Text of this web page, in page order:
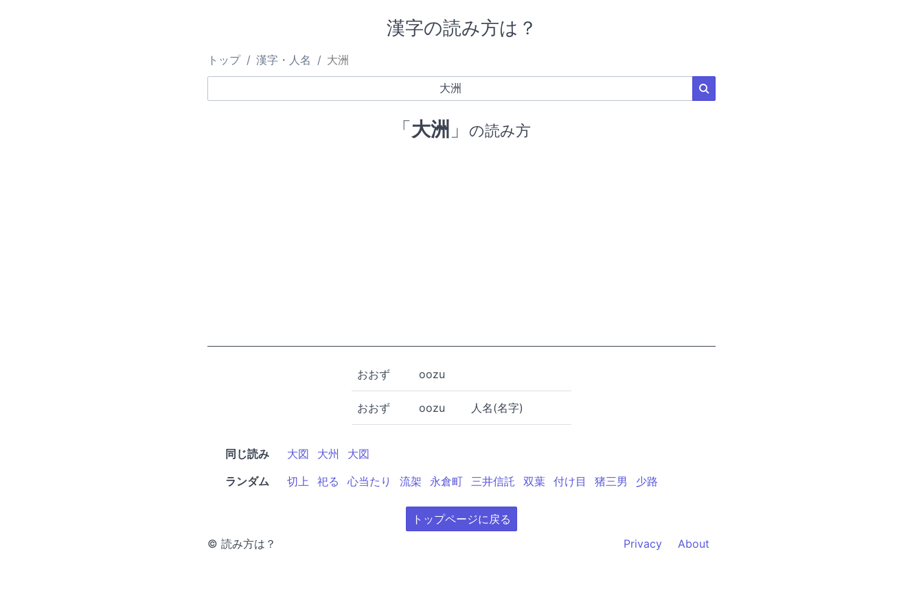
漢字の読み方は？
トップ 漢字・人名 大洲
「大洲 」 の読み方
おおず oozu
おおず oozu 人名(名字)
同じ読み 大図 大州
大図
ランダム
切上 祀る 心当たり 流架 永倉町 三井信託 双葉 付け目 猪三男 少路
トップページに戻る
© 読み方は？
Privacy About